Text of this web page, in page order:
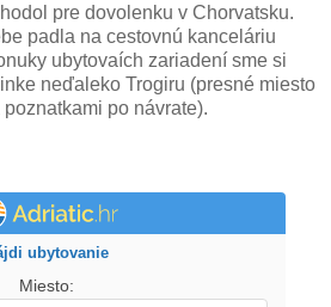
pre dovolenku v Chorvatsku.
padla na cestovnú kanceláriu
ubytovaích zariadení sme si
neďaleko Trogiru (presné miesto
po návrate).
ubytovanie
Miesto: